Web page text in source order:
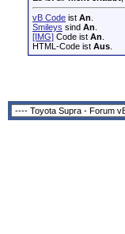
vB Code ist An
Smileys sind An
[IMG] Code ist An
HTML-Code ist Aus